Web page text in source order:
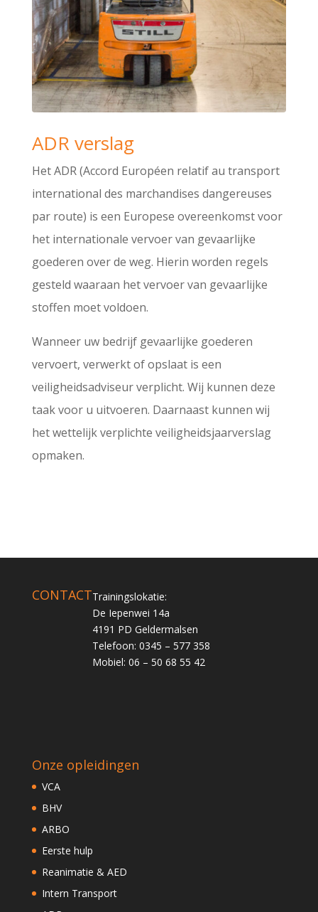
ADR verslag
Het ADR (Accord Européen relatif au transport
international des marchandises dangereuses
par route) is een Europese overeenkomst voor
het internationale vervoer van gevaarlijke
goederen over de weg. Hierin worden regels
gesteld waaraan het vervoer van gevaarlijke
stoffen moet voldoen.
Wanneer uw bedrijf gevaarlijke goederen
vervoert, verwerkt of opslaat is een
veiligheidsadviseur verplicht. Wij kunnen deze
taak voor u uitvoeren. Daarnaast kunnen wij
het wettelijk verplichte veiligheidsjaarverslag
opmaken.
CONTACTTrainingslokatie:
De Iepenwei 14a
4191 PD Geldermalsen
Telefoon: 0345 – 577 358
Mobiel: 06 – 50 68 55 42
Onze opleidingen
VCA
BHV
ARBO
Eerste hulp
Reanimatie & AED
Intern Transport